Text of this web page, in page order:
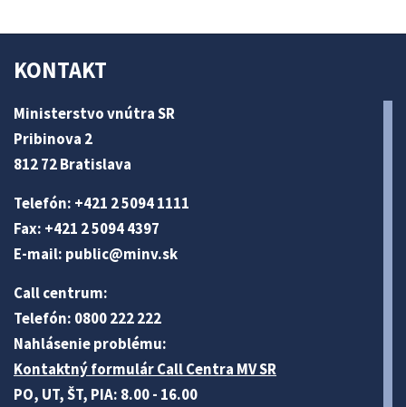
KONTAKT
Ministerstvo vnútra SR
Pribinova 2
812 72 Bratislava
Telefón: +421 2 5094 1111
Fax: +421 2 5094 4397
E-mail: public@minv.sk
Call centrum:
Telefón: 0800 222 222
Nahlásenie problému:
Kontaktný formulár Call Centra MV SR
PO, UT, ŠT, PIA: 8.00 - 16.00